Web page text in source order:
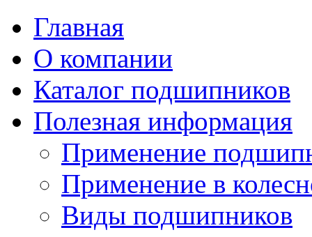
Главная
О компании
Каталог подшипников
Полезная информация
Применение
Применение в
Виды подшипников